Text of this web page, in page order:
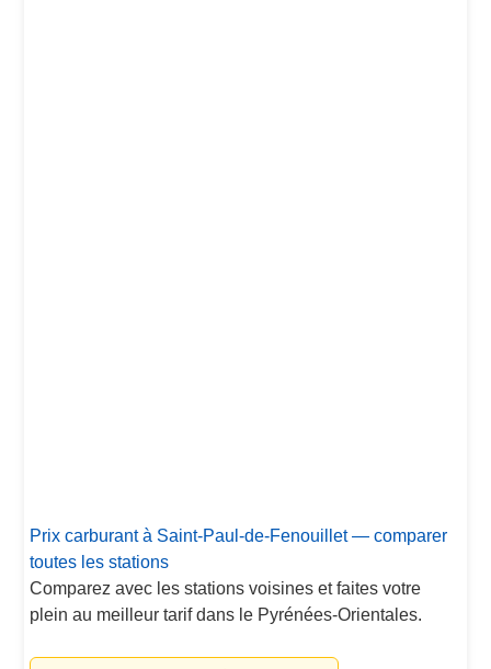
Prix carburant à Saint-Paul-de-Fenouillet — comparer
toutes les stations
Comparez avec les stations voisines et faites votre
plein au meilleur tarif dans le Pyrénées-Orientales.